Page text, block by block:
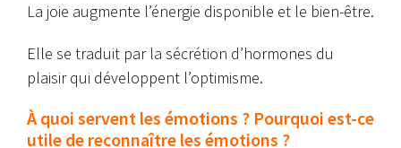
La joie augmente l’énergie disponible et le bien-être.
Elle se traduit par la sécrétion d’hormones du
plaisir qui développent l’optimisme.
À quoi servent les émotions ? Pourquoi est-ce
utile de reconnaître les émotions ?